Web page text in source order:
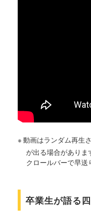
動画はランダム再生
が出る場合がありま
クロールバーで早送
卒業生が語る